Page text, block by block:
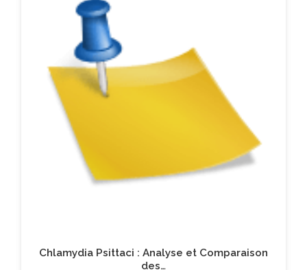
Chlamydia Psittaci : Analyse et Comparaison
des…